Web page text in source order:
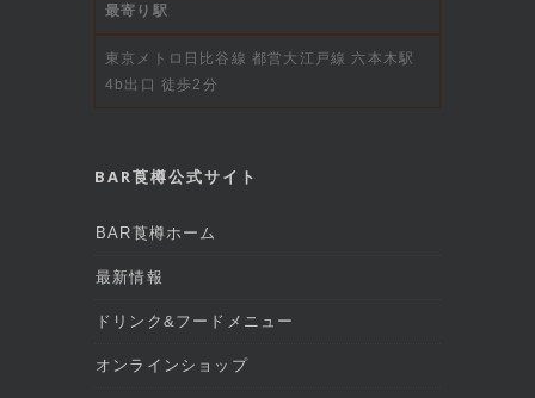
最寄り駅
東京メトロ日比谷線 都営大江戸線 六本木駅
4b出口 徒歩2分
BAR莨樽公式サイト
BAR莨樽ホーム
最新情報
ドリンク&フードメニュー
オンラインショップ